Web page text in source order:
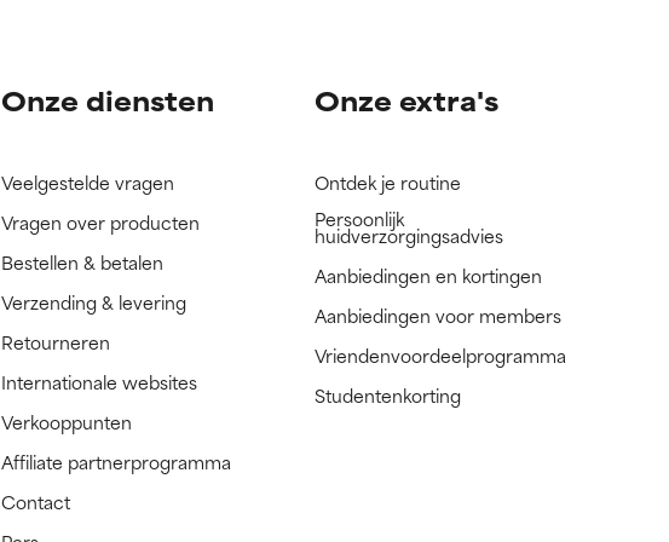
Onze diensten
Veelgestelde vragen
Vragen over producten
Bestellen & betalen
Verzending & levering
Retourneren
Internationale websites
Verkooppunten
Affiliate partnerprogramma
Contact
Onze extra's
Ontdek je routine
Persoonlijk
huidverzorgingsadvies
Aanbiedingen en kortingen
Aanbiedingen voor members
Vriendenvoordeelprogramma
Studentenkorting